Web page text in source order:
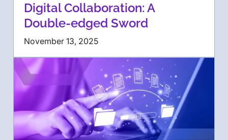
Digital Collaboration: A
Double-edged Sword
November 13, 2025